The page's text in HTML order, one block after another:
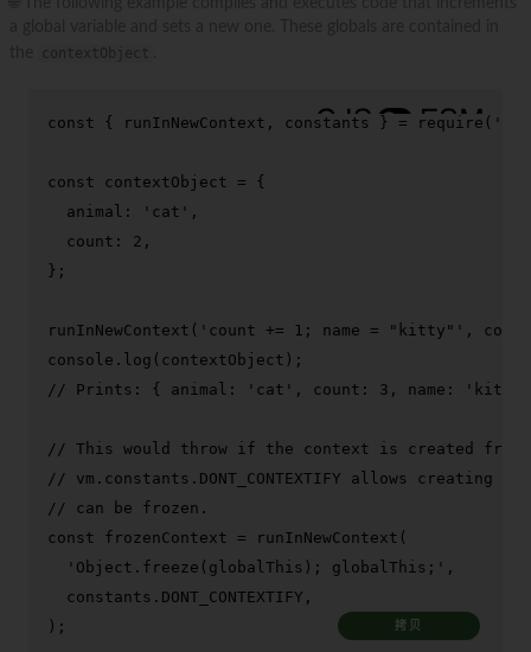
const { runInNewContext, constants } = require (
const contextObject = {
animal : 'cat' ,
count : 2 ,
};
runInNewContext ( 'count += 1; name = "kitty"'
console . log
// Prints: { animal: 'cat', count: 3, name:
// This would throw if the context is created
// vm.constants.DONT_CONTEXTIFY allows
// can be frozen.
const frozenContext = runInNewContext (
'Object.freeze(globalThis); globalThis;' ,
  constants.
DONT_CONTEXTIFY ,
);
拷贝